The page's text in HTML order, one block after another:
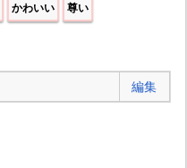
かわいい 尊い
編集